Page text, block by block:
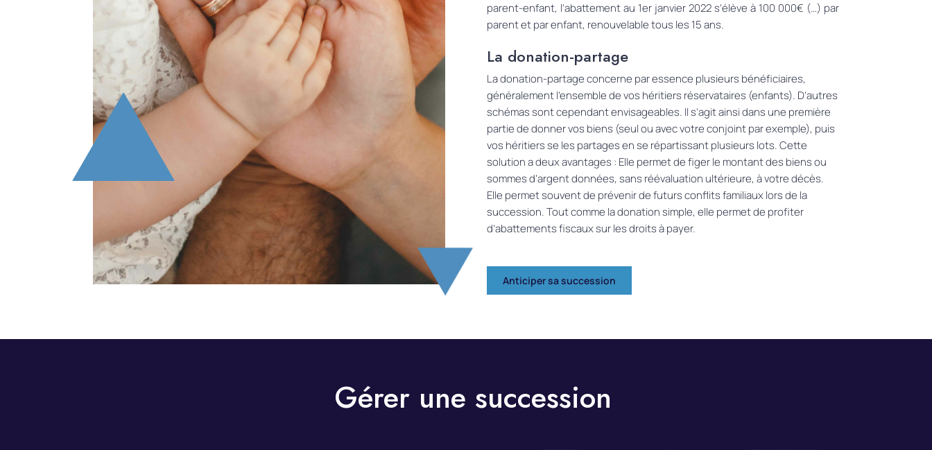
parent-enfant, l’abattement au 1er janvier 2022 s’élève à 100 000€ (…) par
parent et par enfant, renouvelable tous les 15 ans.
La donation-partage
La donation-partage concerne par essence plusieurs bénéficiaires,
généralement l’ensemble de vos héritiers réservataires (enfants). D’autres
schémas sont cependant envisageables. Il s’agit ainsi dans une première
partie de donner vos biens (seul ou avec votre conjoint par exemple), puis
vos héritiers se les partages en se répartissant plusieurs lots. Cette
solution a deux avantages : Elle permet de figer le montant des biens ou
sommes d’argent données, sans réévaluation ultérieure, à votre décès.
Elle permet souvent de prévenir de futurs conflits familiaux lors de la
succession. Tout comme la donation simple, elle permetde profiter
d’abattements fiscaux sur les droitsà payer.
Anticiper sa succession
Gérer une succession